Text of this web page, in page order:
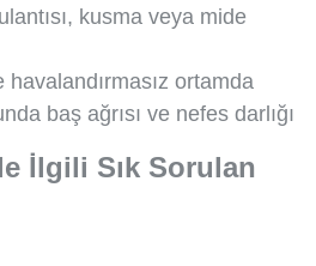
kusma veya mide
ortamda
baş ağrısı ve nefes darlığı
İlgili Sık Sorulan